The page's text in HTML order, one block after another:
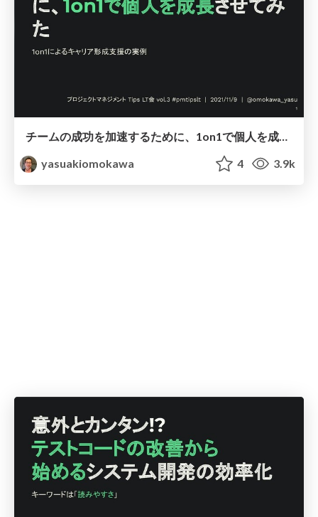
チームの成功を加速するために、1on1で個人を成長させてみた / growth people makes team good with one on one meeting
yasuakiomokawa
4 3.9k